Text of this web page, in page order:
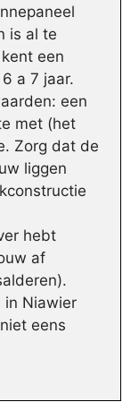
is al te
een
a 7 jaar.
een
met (het
Zorg dat de
liggen
hebt
af
in Niawier
eens